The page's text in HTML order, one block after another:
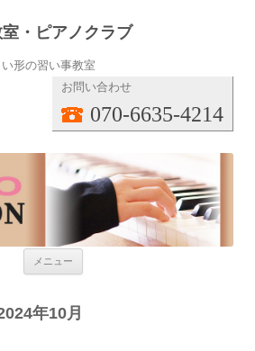
・ピアノクラブ
形の習い事教室
お問い合わせ
070-6635-4214
メニュー
年10月